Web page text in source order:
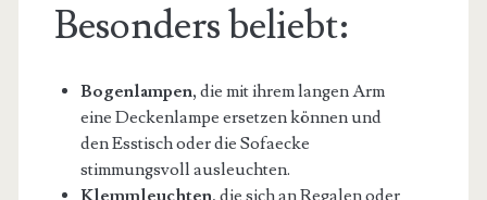
Besonders beliebt:
Bogenlampen, die mit ihrem langen Arm
eine Deckenlampe ersetzen können und
den Esstisch oder die Sofaecke
stimmungsvoll ausleuchten.